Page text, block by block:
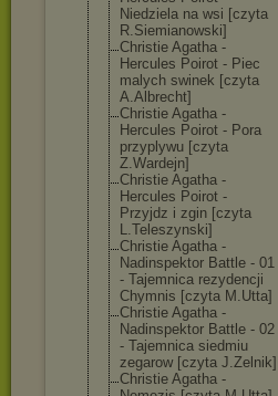
Niedziela na wsi [czyta
R.Siemianowski]
Christie Agatha -
Hercules Poirot - Piec
malych swinek [czyta
A.Albrecht]
Christie Agatha -
Hercules Poirot - Pora
przyplywu [czyta
Z.Wardejn]
Christie Agatha -
Hercules Poirot -
Przyjdz i zgin [czyta
L.Teleszynski]
Christie Agatha -
Nadinspektor Battle - 01
- Tajemnica rezydencji
Chymnis [czyta M.Utta]
Christie Agatha -
Nadinspektor Battle - 02
- Tajemnica siedmiu
zegarow [czyta J.Zelnik]
Christie Agatha -